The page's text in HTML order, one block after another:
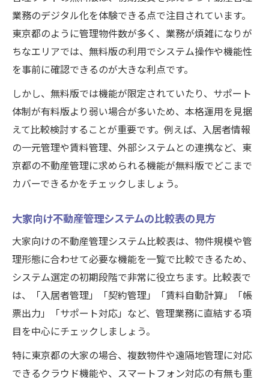
する重要性
外部連携機能が充実した賃貸管理システム
の魅力
業務効率化を実現する管理ソフトの連携力
サポート対応で選ぶ不動産管理システムの
安心感
比較表で分かる外部システム連携の有無と
そのメリット
導入失敗を防ぐ不動産管理システムの選定術
の選定術
口コミとランキング情報から選ぶ失敗回避
法
導入実績を踏まえた不動産管理ソフト選び
のコツ
業務のデジタル化を体験できる点で注目されています。
東京都のように管理物件数が多く、業務が煩雑になりが
ちなエリアでは、無料版の利用でシステム操作や機能性
を事前に確認できるのが大きな利点です。
しかし、無料版では機能が限定されていたり、サポート
体制が有料版より弱い場合が多いため、本格運用を見据
えて比較検討することが重要です。例えば、入居者情報
の一元管理や賃料管理、外部システムとの連携など、東
京都の不動産管理に求められる機能が無料版でどこまで
カバーできるかをチェックしましょう。
大家向け不動産管理システムの比較表の見方
大家向けの不動産管理システム比較表は、物件規模や管
理形態に合わせて必要な機能を一覧で比較できるため、
システム選定の初期段階で非常に役立ちます。比較表で
は、「入居者管理」「契約管理」「賃料自動計算」「帳
票出力」「サポート対応」など、管理業務に直結する項
目を中心にチェックしましょう。
特に東京都の大家の場合、複数物件や遠隔地管理に対応
できるクラウド機能や、スマートフォン対応の有無も重